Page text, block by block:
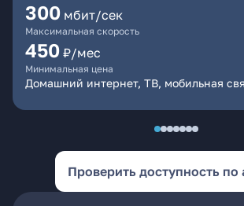
300 мбит/сек
Максимальная скорость
450 ₽/мес
Минимальная цена
Домашний интернет, ТВ, мобильная
Проверить доступность по